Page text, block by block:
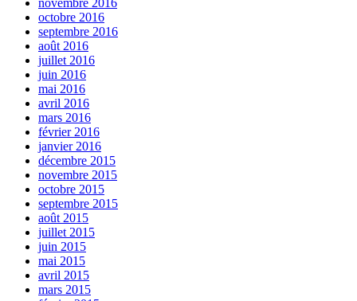
octobre 2016
septembre 2016
août 2016
juillet 2016
juin 2016
mai 2016
avril 2016
mars 2016
février 2016
janvier 2016
décembre 2015
novembre 2015
octobre 2015
septembre 2015
août 2015
juillet 2015
juin 2015
mai 2015
avril 2015
mars 2015